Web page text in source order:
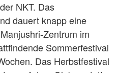
NKT. Das
dauert knapp eine
Zentrum im
Sommerfestival
Das Herbstfestival